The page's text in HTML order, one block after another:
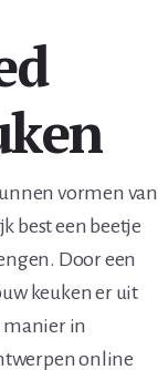
vormen van
best een beetje
Door een
keuken er uit
manier in
online